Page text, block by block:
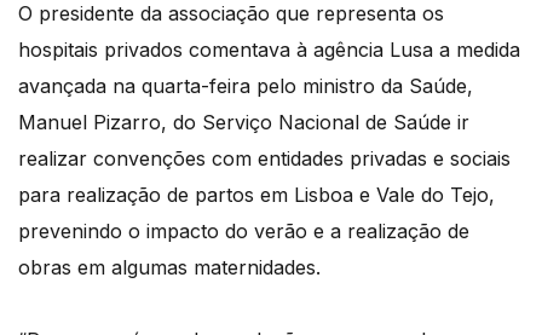
O presidente da associação que representa os
hospitais privados comentava à agência Lusa a medida
avançada na quarta-feira pelo ministro da Saúde,
Manuel Pizarro, do Serviço Nacional de Saúde ir
realizar convenções com entidades privadas e sociais
para realização de partos em Lisboa e Vale do Tejo,
prevenindo o impacto do verão e a realização de
obras em algumas maternidades.